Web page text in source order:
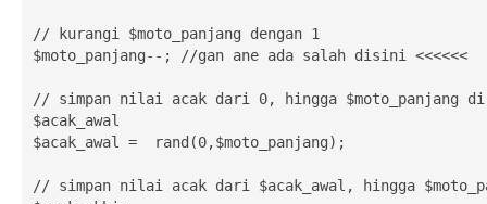
// kurangi $moto_panjang dengan 1
$moto_panjang--; //gan ane ada salah disini <<<<<<
// simpan nilai acak dari 0, hingga $moto_panjang di
$acak_awal
$acak_awal =  rand(0,$moto_panjang);
// simpan nilai acak dari $acak_awal, hingga